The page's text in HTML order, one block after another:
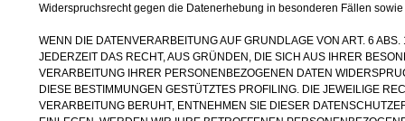
Widerspruchsrecht gegen die Datenerhebung in besonderen Fällen
WENN DIE DATENVERARBEITUNG AUF GRUNDLAGE VON ART. 6
JEDERZEIT DAS RECHT, AUS GRÜNDEN, DIE SICH AUS IHRER
VERARBEITUNG IHRER PERSONENBEZOGENEN DATEN
DIESE BESTIMMUNGEN GESTÜTZTES PROFILING. DIE JEWEILIGE
VERARBEITUNG BERUHT, ENTNEHMEN SIE DIESER